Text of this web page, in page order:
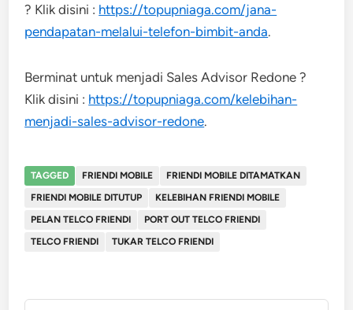
? Klik disini : https://topupniaga.com/jana-
pendapatan-melalui-telefon-bimbit-anda.
Berminat untuk menjadi Sales Advisor Redone ?
Klik disini : https://topupniaga.com/kelebihan-
menjadi-sales-advisor-redone.
TAGGED FRIENDI MOBILE
FRIENDI MOBILE DITAMATKAN
FRIENDI MOBILE DITUTUP
KELEBIHAN FRIENDI MOBILE
PELAN TELCO FRIENDI
PORT OUT TELCO FRIENDI
TELCO FRIENDI
TUKAR TELCO FRIENDI